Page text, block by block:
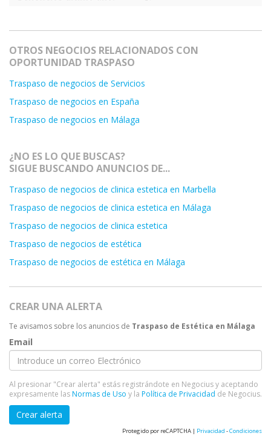
OTROS NEGOCIOS RELACIONADOS CON
OPORTUNIDAD TRASPASO
Traspaso de negocios de Servicios
Traspaso de negocios en España
Traspaso de negocios en Málaga
¿NO ES LO QUE BUSCAS?
SIGUE BUSCANDO ANUNCIOS DE...
Traspaso de negocios de clinica estetica en Marbella
Traspaso de negocios de clinica estetica en Málaga
Traspaso de negocios de clinica estetica
Traspaso de negocios de estética
Traspaso de negocios de estética en Málaga
CREAR UNA ALERTA
Te avisamos sobre los anuncios de Traspaso de Estética en Málaga
Email
Al presionar "Crear alerta" estás registrándote en Negocius y aceptando
expresamente lasNormas de Uso y la Política de Privacidad de Negocius.
Crear alerta
Protegido por reCAPTCHA | Privacidad -Condiciones